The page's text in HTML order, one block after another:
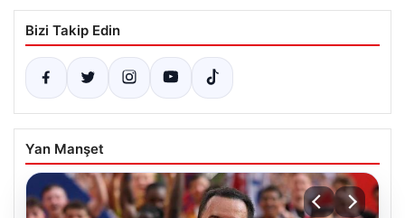
Bizi Takip Edin
Yan Manşet